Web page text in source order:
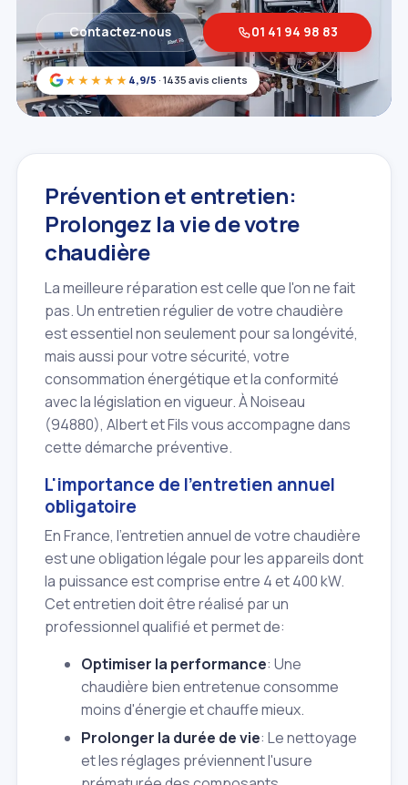
★★★★★ 4,9/5 · 1435 avis clients
Contactez‑nous 01 41 94 98 83
Prévention et entretien:
Prolongez la vie de votre
chaudière
La meilleure réparation est celle que l'on ne fait
pas. Un entretien régulier de votre chaudière
est essentiel non seulement pour sa longévité,
mais aussi pour votre sécurité, votre
consommation énergétique et la conformité
avec la législation en vigueur. À Noiseau
(94880), Albert et Fils vous accompagne dans
cette démarche préventive.
L'importance de l'entretien annuel
obligatoire
En France, l'entretien annuel de votre chaudière
est une obligation légale pour les appareils dont
la puissance est comprise entre 4 et 400 kW.
Cet entretien doit être réalisé par un
professionnel qualifié et permet de:
Optimiser la performance: Une
chaudière bien entretenue consomme
moins d'énergie et chauffe mieux.
Prolonger la durée de vie: Le nettoyage
et les réglages préviennent l'usure